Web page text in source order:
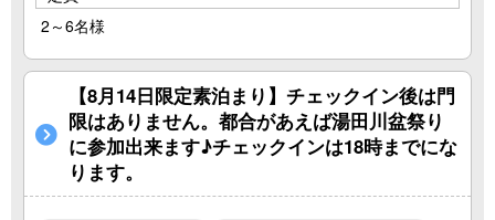
2～6名様
【8月14日限定素泊まり】チェックイン後は門
限はありません。都合があえば湯田川盆祭り
に参加出来ます♪チェックインは18時までにな
ります。